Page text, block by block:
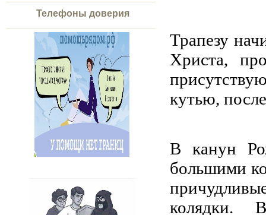
Телефоны доверия
Трапезу
Христа,
кутью,
В канун
большими
колядки.